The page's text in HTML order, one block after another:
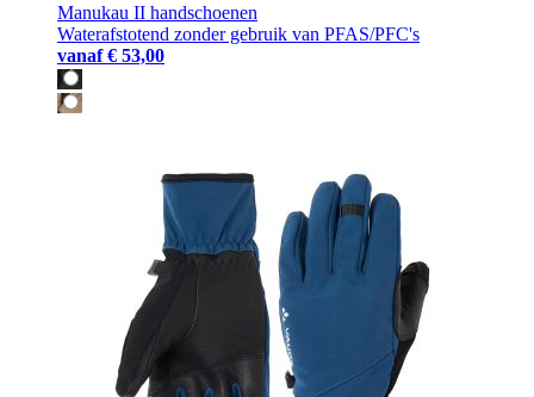
Manukau II handschoenen
Waterafstotend zonder gebruik van PFAS/PFC's
vanaf € 53,00